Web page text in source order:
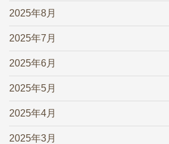
2025年8月
2025年7月
2025年6月
2025年5月
2025年4月
2025年3月